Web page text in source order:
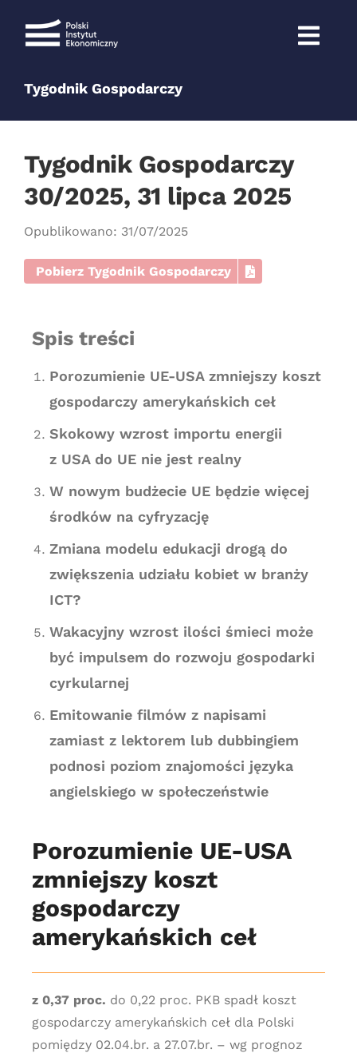
Tygodnik Gospodarczy
Tygodnik Gospodarczy
30/2025, 31 lipca 2025
Opublikowano: 31/07/2025
Pobierz Tygodnik Gospodarczy
Spis treści
Porozumienie UE-USA zmniejszy koszt
gospodarczy amerykańskich ceł
Skokowy wzrost importu energii
z USA do UE nie jest realny
W nowym budżecie UE będzie więcej
środków na cyfryzację
Zmiana modelu edukacji drogą do
zwiększenia udziału kobiet w branży
ICT?
Wakacyjny wzrost ilości śmieci może
być impulsem do rozwoju gospodarki
cyrkularnej
Emitowanie filmów z napisami
zamiast z lektorem lub dubbingiem
podnosi poziom znajomości języka
angielskiego w społeczeństwie
Porozumienie UE-USA
zmniejszy koszt
gospodarczy
amerykańskich ceł
z 0,37 proc. do 0,22 proc. PKB spadł koszt
gospodarczy amerykańskich ceł dla Polski
pomiędzy 02.04.br. a 27.07.br. – wg prognoz